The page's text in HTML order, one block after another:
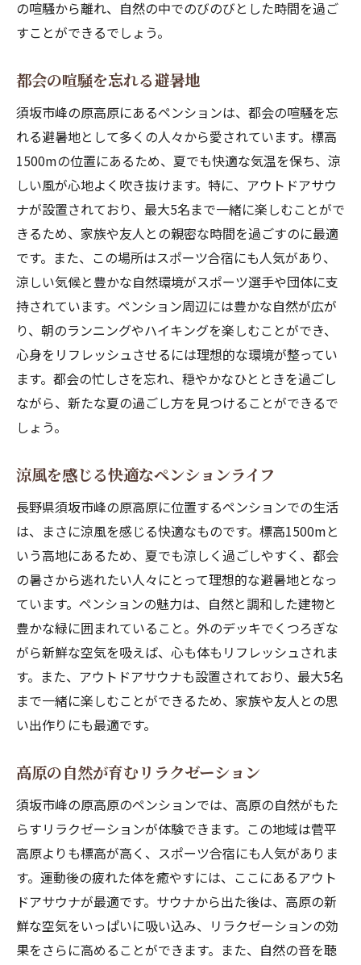
の喧騒から離れ、自然の中でのびのびとした時間を過ご
すことができるでしょう。
都会の喧騒を忘れる避暑地
須坂市峰の原高原にあるペンションは、都会の喧騒を忘
れる避暑地として多くの人々から愛されています。標高
1500mの位置にあるため、夏でも快適な気温を保ち、涼
しい風が心地よく吹き抜けます。特に、アウトドアサウ
ナが設置されており、最大5名まで一緒に楽しむことがで
きるため、家族や友人との親密な時間を過ごすのに最適
です。また、この場所はスポーツ合宿にも人気があり、
涼しい気候と豊かな自然環境がスポーツ選手や団体に支
持されています。ペンション周辺には豊かな自然が広が
り、朝のランニングやハイキングを楽しむことができ、
心身をリフレッシュさせるには理想的な環境が整ってい
ます。都会の忙しさを忘れ、穏やかなひとときを過ごし
ながら、新たな夏の過ごし方を見つけることができるで
しょう。
涼風を感じる快適なペンションライフ
長野県須坂市峰の原高原に位置するペンションでの生活
は、まさに涼風を感じる快適なものです。標高1500mと
いう高地にあるため、夏でも涼しく過ごしやすく、都会
の暑さから逃れたい人々にとって理想的な避暑地となっ
ています。ペンションの魅力は、自然と調和した建物と
豊かな緑に囲まれていること。外のデッキでくつろぎな
がら新鮮な空気を吸えば、心も体もリフレッシュされま
す。また、アウトドアサウナも設置されており、最大5名
まで一緒に楽しむことができるため、家族や友人との思
い出作りにも最適です。
高原の自然が育むリラクゼーション
須坂市峰の原高原のペンションでは、高原の自然がもた
らすリラクゼーションが体験できます。この地域は菅平
高原よりも標高が高く、スポーツ合宿にも人気がありま
す。運動後の疲れた体を癒やすには、ここにあるアウト
ドアサウナが最適です。サウナから出た後は、高原の新
鮮な空気をいっぱいに吸い込み、リラクゼーションの効
果をさらに高めることができます。また、自然の音を聴